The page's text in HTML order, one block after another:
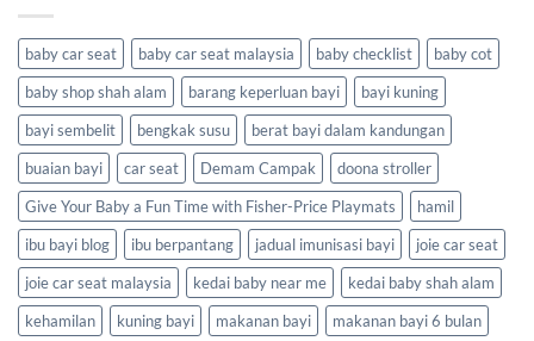
baby car seat baby car seat malaysia baby checklist
baby cot
baby shop shah alam
barang keperluan bayi
bayi kuning
bayi sembelit
bengkak susu
berat bayi dalam kandungan
buaian bayi
car seat Demam Campak
doona stroller
Give Your Baby a Fun Time with Fisher-Price Playmats
hamil
ibu bayi blog
ibu berpantang jadual imunisasi bayi
joie car seat
joie car seat malaysia
kedai baby near me
kedai baby shah alam
kehamilan
kuning bayi makanan bayi makanan bayi 6 bulan